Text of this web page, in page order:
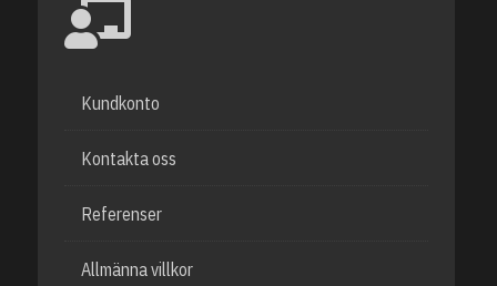
Kundkonto
Kontakta oss
Referenser
Allmänna villkor